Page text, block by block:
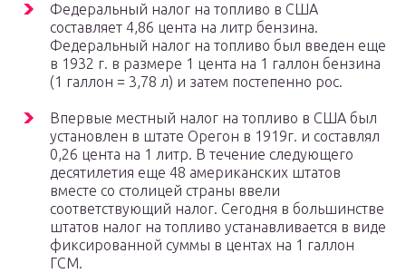
Федеральный налог на топливо в США
составляет 4,86 цента на литр бензина.
Федеральный налог на топливо был введен еще
в 1932 г. в размере 1 цента на 1 галлон бензина
(1 галлон = 3,78 л) и затем постепенно рос.
Впервые местный налог на топливо в США был
установлен в штате Орегон в 1919г. и составлял
0,26 цента на 1 литр. В течение следующего
десятилетия еще 48 американских штатов
вместе со столицей страны ввели
соответствующий налог. Сегодня в большинстве
штатов налог на топливо устанавливается в виде
фиксированной суммы в центах на 1 галлон
ГСМ.